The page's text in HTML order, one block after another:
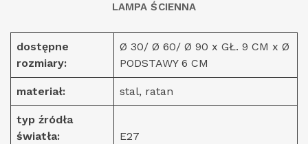
LAMPA ŚCIENNA
dostępne
rozmiary:
Ø 30/ Ø 60/ Ø 90 x GŁ. 9 CM x Ø
PODSTAWY 6 CM
materiał: stal, ratan
typ źródła
światła:
E27